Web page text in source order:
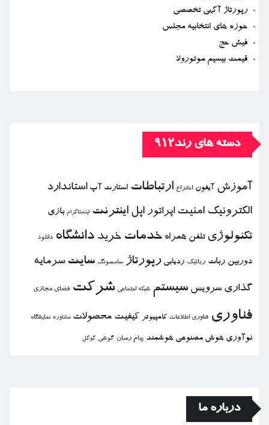
رپورتاژ آگهی تخصصی
حوزه های انتخابیه مجلس
فیش حج
قیمت بیسیم موتورولا
دسته های رند912
آموزش آیفون اختراع ارتباطات استارت آپ استاندارد
الكترونیك امنیت اپراتور اپل اینترنت اینستاگرام بازی
تكنولوژی تلفن همراه خدمات خرید دانشگاه دانلود
دوربین ربات رباتیك ردیابی رپورتاژ سامسونگ سایت سرمایه
گذاری سرویس سیستم شبكه اجتماعی شركت فضای مجازی
فناوری فناوری اطلاعات كامپیوتر كیفیت محصولات مشاوره نمایشگاه
نوآوری هوش مصنوعی هوشمند پیام رسان گوشی گوگل
درباره ما